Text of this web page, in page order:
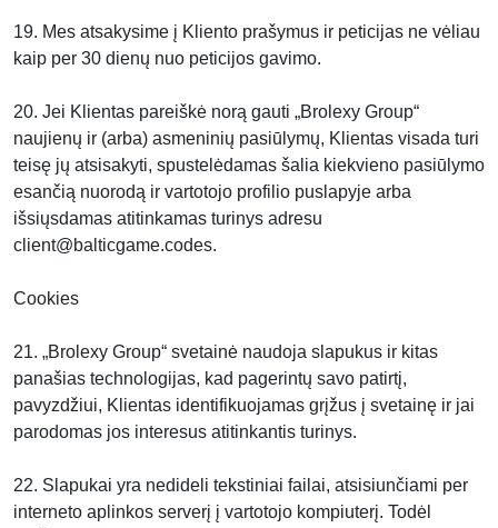
19. Mes atsakysime į Kliento prašymus ir peticijas ne vėliau
kaip per 30 dienų nuo peticijos gavimo.
20. Jei Klientas pareiškė norą gauti „Brolexy Group“
naujienų ir (arba) asmeninių pasiūlymų, Klientas visada turi
teisę jų atsisakyti, spustelėdamas šalia kiekvieno pasiūlymo
esančią nuorodą ir vartotojo profilio puslapyje arba
išsiųsdamas atitinkamas turinys adresu
client@balticgame.codes.
Cookies
21. „Brolexy Group“ svetainė naudoja slapukus ir kitas
panašias technologijas, kad pagerintų savo patirtį,
pavyzdžiui, Klientas identifikuojamas grįžus į svetainę ir jai
parodomas jos interesus atitinkantis turinys.
22. Slapukai yra nedideli tekstiniai failai, atsisiunčiami per
interneto aplinkos serverį į vartotojo kompiuterį. Todėl